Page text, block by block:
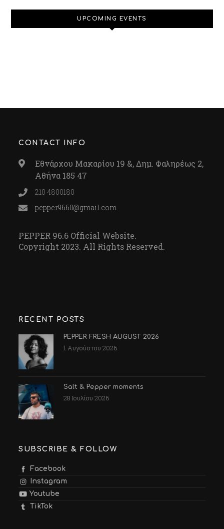
UPCOMING EVENTS
CONTACT INFO
Εθνάρχου Μακαρίου 19 &, Δημ. Φαληρέως 2,
Αθήνα 185 47
210 4800180
pepper9660@gmail.com
PEPPER 96.6 Official Website.
Copyright 2023. All Rights Reserved.
RECENT POSTS
PEPPER FRESH AUGUST 2026
1 Αυγούστου 2026
Salt & Pepper moments
28 Ιουλίου 2026
SUBSCRIBE & FOLLOW
Facebook
Instagram
Youtube
TikTok